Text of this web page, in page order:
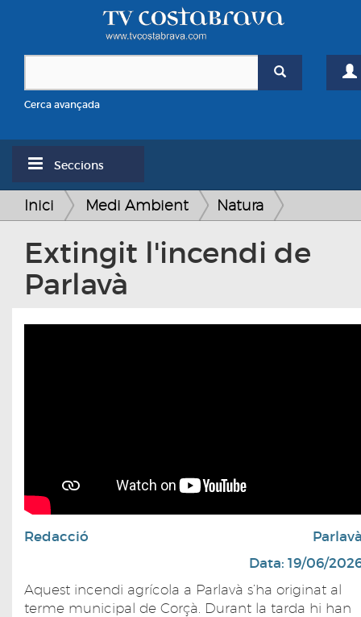
Cerca avançada
Seccions
Inici Medi Ambient Natura
Extingit l'incendi de
Parlavà
Redacció
Data: 19/06/
Aquest incendi agrícola a Parlavà s’ha originat al
terme municipal de Corçà. Durant la tarda hi han